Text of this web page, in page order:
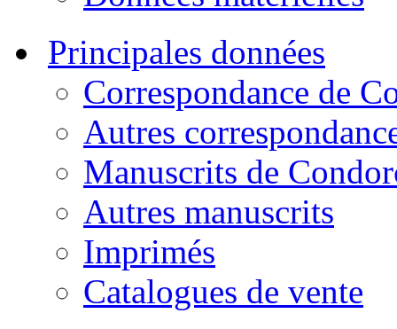
Principales données
Correspondance de
Autres
Manuscrits de
Autres manuscrits
Imprimés
Catalogues de vente